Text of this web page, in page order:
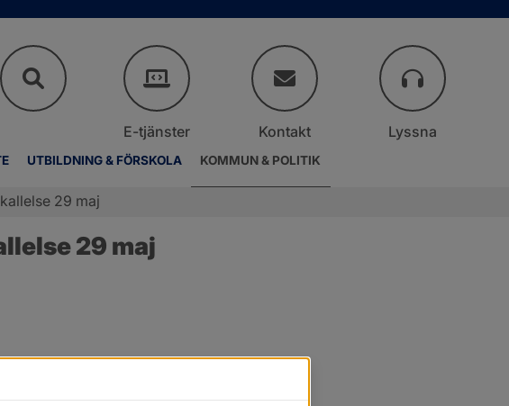
UTBILDNING & FÖRSKOLA KOMMUN & POLITIK
E-tjänster Kontakt Lyssna
29 maj
29 maj
i nytt fönster.